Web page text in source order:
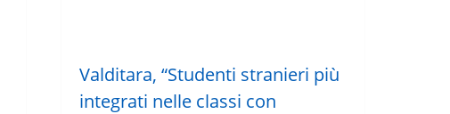
Valditara, “Studenti stranieri più
integrati nelle classi con